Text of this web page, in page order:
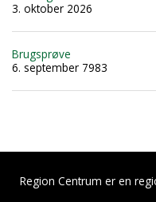
3. oktober 2026
Brugsprøve
6. september 7983
Region Centrum er en